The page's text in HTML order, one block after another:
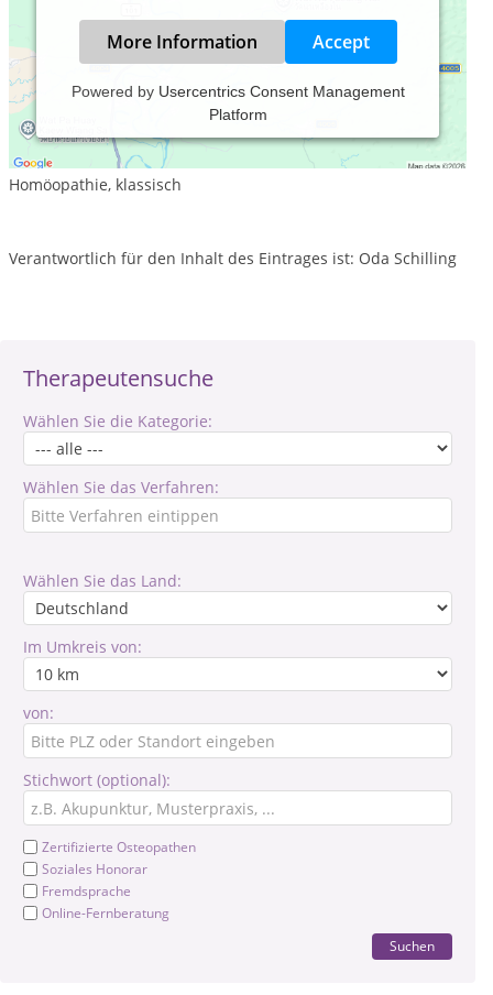
Therapeutensuche
Wählen Sie die Kategorie:
Wählen Sie das Verfahren:
Wählen Sie das Land:
Im Umkreis von:
von:
Stichwort (optional):
Zertifizierte Osteopathen
Soziales Honorar
Fremdsprache
Online-Fernberatung
Suchen
More Information Accept
Powered by Usercentrics Consent Management
Platform
Leistungsspektrum:
Traditionelle und komplementäre Medizin, Heilkunde
Homöopathie, klassisch
Verantwortlich für den Inhalt des Eintrages ist: Oda Schilling